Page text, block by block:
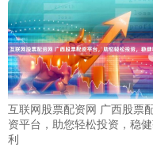
互联网股票配资网 广西股票
资平台，助您轻松投资，稳
利